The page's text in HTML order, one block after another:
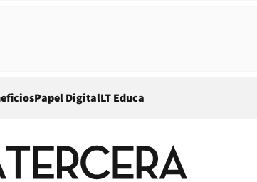
Papel DigitalOpens in new window
LT Educa